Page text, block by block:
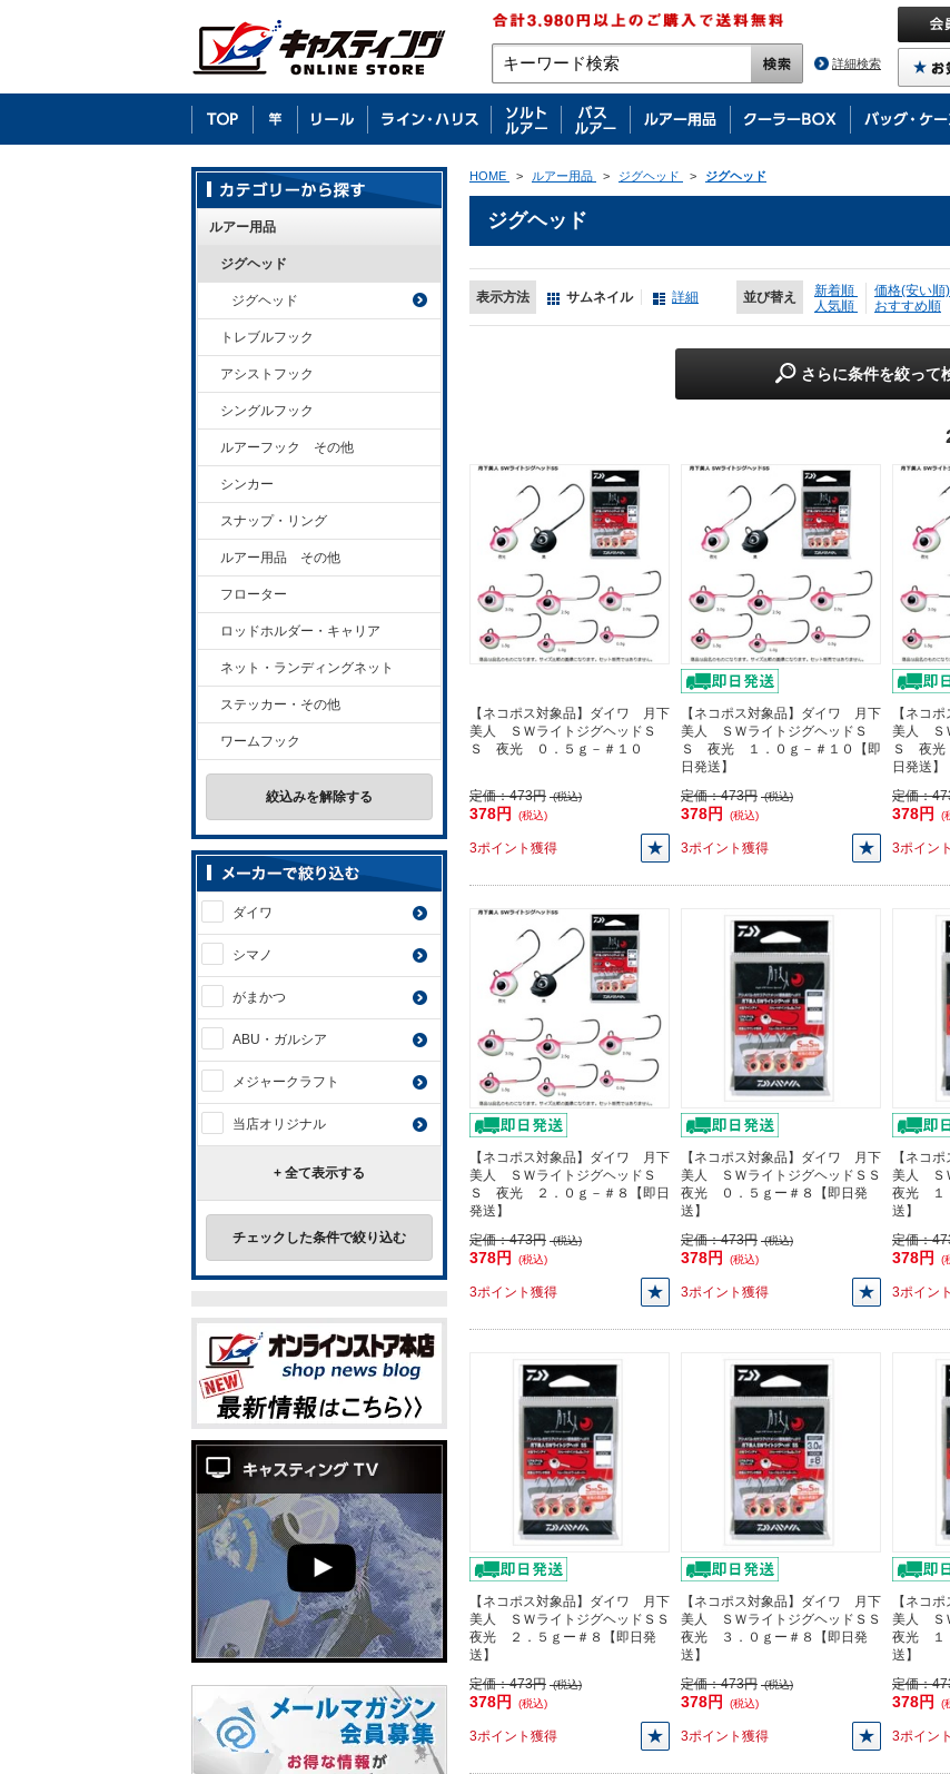
詳細検索
HOME > ルアー用品 > ジグヘッド > ジグヘッド
ジグヘッド
表示方法 サムネイル 詳細 並び替え 新着順 価格(安い順)
人気順
おすすめ順
さらに条件を絞って
【ネコポス対象品】ダイワ 月下
美人 ＳＷライトジグヘッドＳ
Ｓ 夜光 ０．５ｇ－＃１０
定価：473円 (税込)
378円 (税込)
3ポイント獲得
【ネコポス対象品】ダイワ 月下
美人 ＳＷライトジグヘッドＳ
Ｓ 夜光 １．０ｇ－＃１０【即
日発送】
定価：473円 (税込)
378円 (税込)
3ポイント獲得
【ネコ
美人 Ｓ
Ｓ 夜光
日発送】
定価：
378円 (
3ポイン
【ネコポス対象品】ダイワ 月下
美人 ＳＷライトジグヘッドＳ
Ｓ 夜光 ２．０ｇ－＃８【即日
発送】
定価：473円 (税込)
378円 (税込)
3ポイント獲得
【ネコポス対象品】ダイワ 月下
美人 ＳＷライトジグヘッドＳＳ
夜光 ０．５ｇー＃８【即日発
送】
定価：473円 (税込)
378円 (税込)
3ポイント獲得
【ネコ
美人 Ｓ
夜光 １
送】
定価：
378円 (
3ポイン
【ネコポス対象品】ダイワ 月下
美人 ＳＷライトジグヘッドＳＳ
夜光 ２．５ｇー＃８【即日発
送】
定価：473円 (税込)
378円 (税込)
3ポイント獲得
【ネコポス対象品】ダイワ 月下
美人 ＳＷライトジグヘッドＳＳ
夜光 ３．０ｇー＃８【即日発
送】
定価：473円 (税込)
378円 (税込)
3ポイント獲得
【ネコ
美人 Ｓ
夜光 １
送】
定価：
378円 (
3ポイン
ルアー用品
ジグヘッド
ジグヘッド
トレブルフック
アシストフック
シングルフック
ルアーフック その他
シンカー
スナップ・リング
ルアー用品 その他
フローター
ロッドホルダー・キャリア
ネット・ランディングネット
ステッカー・その他
ワームフック
絞込みを解除する
ダイワ
シマノ
がまかつ
ABU・ガルシア
メジャークラフト
当店オリジナル
+ 全て表示する
チェックした条件で絞り込む